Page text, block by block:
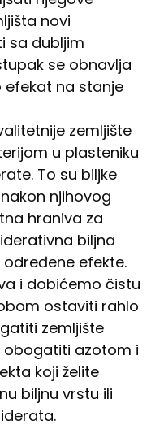
novi
sa dubljim
se obnavlja
efekat na stanje
zemljište
u plasteniku
To su biljke
njihovog
hraniva za
biljna
efekte.
i dobićemo čistu
ostaviti rahlo
zemljište
obogatiti azotom i
koji želite
biljnu vrstu ili